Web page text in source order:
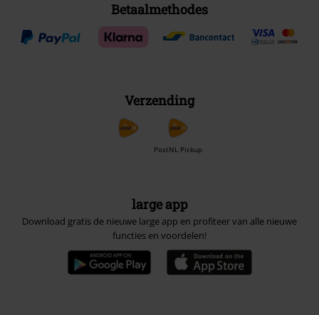
Betaalmethodes
Verzending
PostNL Pickup
large app
Download gratis de nieuwe large app en profiteer van alle nieuwe
functies en voordelen!